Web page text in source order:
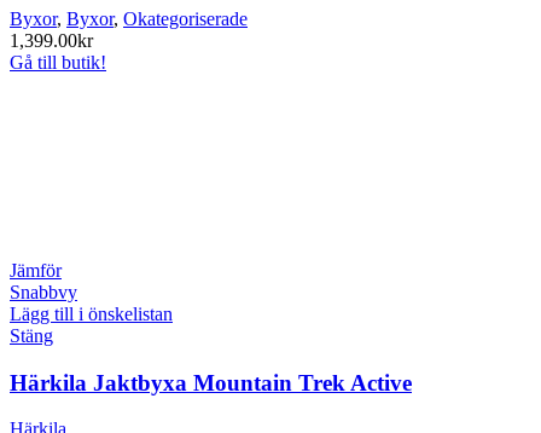
Byxor, Byxor, Okategoriserade
1,399.00kr
Gå till butik!
Jämför
Snabbvy
Lägg till i önskelistan
Stäng
Härkila Jaktbyxa Mountain Trek Active